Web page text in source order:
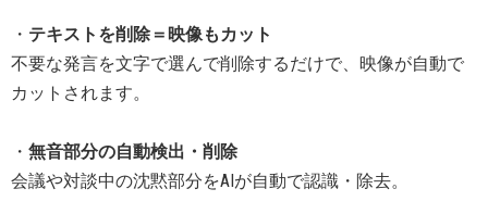
・ テキストを削除＝映像もカット
不要な発言を文字で選んで削除するだけで、映像が自動で
カットされます。
・ 無音部分の自動検出・削除
会議や対談中の沈黙部分をAIが自動で認識・除去。